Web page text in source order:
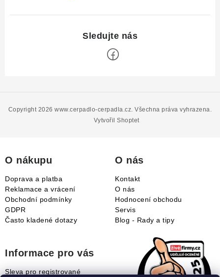
Vytvořil Shoptet
Copyright 2026www.cerpadlo-cerpadla.cz. Všechna práva vyhrazena.
O nákupu
Doprava a platba
Reklamace a vrácení
Obchodní podmínky
GDPR
Často kladené dotazy
O nás
Kontakt
O nás
Hodnocení obchodu
Servis
Blog - Rady a tipy
Informace pro vás
Sleva pro registrované